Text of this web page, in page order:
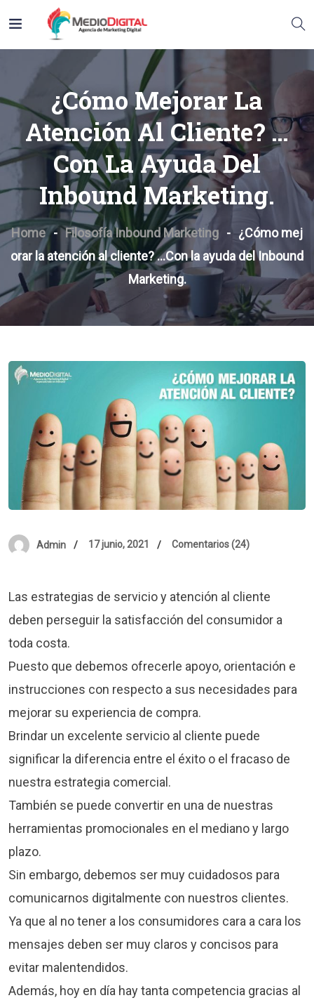
¿Cómo Mejorar La
Atención Al Cliente? …
Con La Ayuda Del
Inbound Marketing.
Home Filosofía Inbound Marketing
¿Cómo mej
orar la atención al cliente? …Con la ayuda del Inbound
Marketing.
Admin 17 junio, 2021 Comentarios (24)
Las estrategias de servicio y atención al cliente
deben perseguir la satisfacción del consumidor a
toda costa.
Puesto que debemos ofrecerle apoyo, orientación e
instrucciones con respecto a sus necesidades para
mejorar su experiencia de compra.
Brindar un excelente servicio al cliente puede
significar la diferencia entre el éxito o el fracaso de
nuestra estrategia comercial.
También se puede convertir en una de nuestras
herramientas promocionales en el mediano y largo
plazo.
Sin embargo, debemos ser muy cuidadosos para
comunicarnos digitalmente con nuestros clientes.
Ya que al no tener a los consumidores cara a cara los
mensajes deben ser muy claros y concisos para
evitar malentendidos.
Además, hoy en día hay tanta competencia gracias al